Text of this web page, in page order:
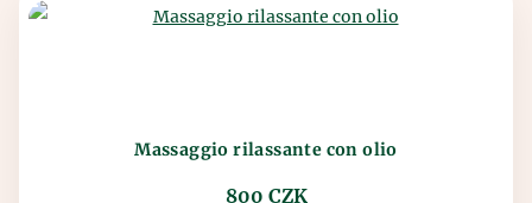
Massaggio rilassante con olio
800 CZK